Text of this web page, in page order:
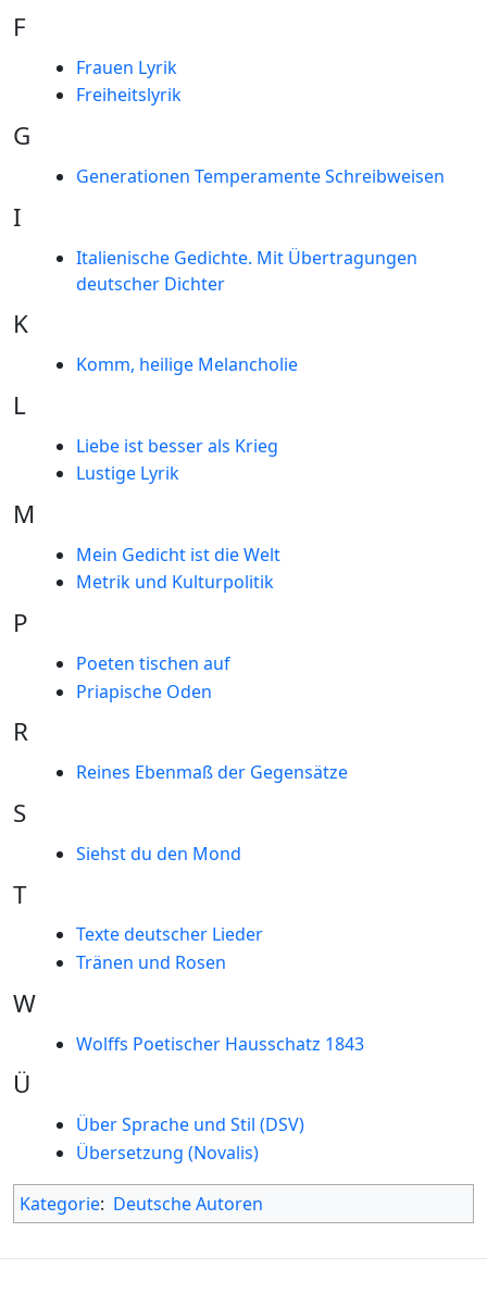
F
Frauen Lyrik
Freiheitslyrik
G
Generationen Temperamente Schreibweisen
I
Italienische Gedichte. Mit Übertragungen
deutscher Dichter
K
Komm, heilige Melancholie
L
Liebe ist besser als Krieg
Lustige Lyrik
M
Mein Gedicht ist die Welt
Metrik und Kulturpolitik
P
Poeten tischen auf
Priapische Oden
R
Reines Ebenmaß der Gegensätze
S
Siehst du den Mond
T
Texte deutscher Lieder
Tränen und Rosen
W
Wolffs Poetischer Hausschatz 1843
Ü
Über Sprache und Stil (DSV)
Übersetzung (Novalis)
Kategorie: Deutsche Autoren